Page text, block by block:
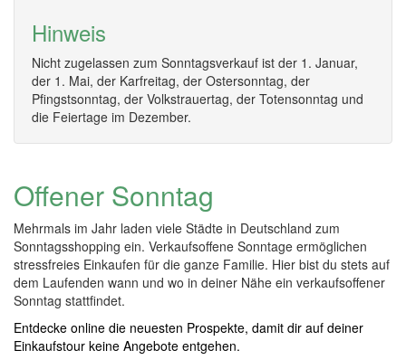
Hinweis
Nicht zugelassen zum Sonntagsverkauf ist der 1. Januar,
der 1. Mai, der Karfreitag, der Ostersonntag, der
Pfingstsonntag, der Volkstrauertag, der Totensonntag und
die Feiertage im Dezember.
Offener Sonntag
Mehrmals im Jahr laden viele Städte in Deutschland zum
Sonntagsshopping ein. Verkaufsoffene Sonntage ermöglichen
stressfreies Einkaufen für die ganze Familie. Hier bist du stets auf
dem Laufenden wann und wo in deiner Nähe ein verkaufsoffener
Sonntag stattfindet.
Entdecke online die neuesten Prospekte, damit dir auf deiner
Einkaufstour keine Angebote entgehen.